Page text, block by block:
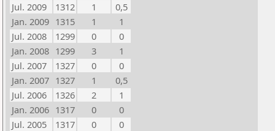
Jul. 2009
1312 1
0,5
Jan. 2009 1315 1
1
Jul. 2008
1299 0
0
Jan. 2008 1299 3
1
Jul. 2007
1327 0
0
Jan. 2007 1327 1
0,5
Jul. 2006
1326 2
1
Jan. 2006 1317 0
0
Jul. 2005
1317 0
0